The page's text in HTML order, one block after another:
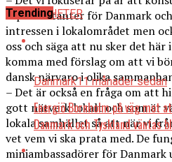
representanter för Danmark
intressen i lokalområdet men
oss och säga att nu sker det
komma med förslag om att vi
dansk närvaro i olika
– Det är också en fråga om att
gott nätverk lokalt och som är
lokala samhället så att när vi
vet vem vi ska prata med. De
miniambassadörer för
ALLA NYHETER
Trending
Danmark11 månader sedan
Energiö Bornholm på väg mot
Danmark och Tyskland